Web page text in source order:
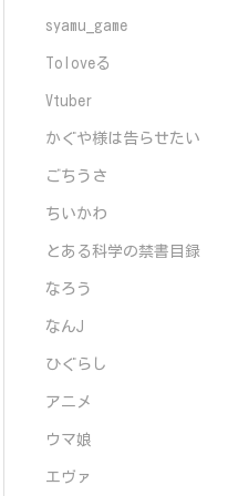
syamu_game
Toloveる
Vtuber
かぐや様は告らせたい
ごちうさ
ちいかわ
とある科学の禁書目録
なろう
なんJ
ひぐらし
アニメ
ウマ娘
エヴァ